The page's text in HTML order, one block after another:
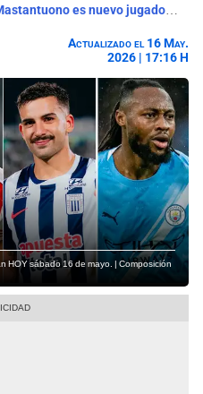
Se muda a la Serie A: Franco Mastantuono es nuevo jugador de la Fiorentina de Italia
Actualizado el 16 May.
2026 | 17:16 H
HOY sábado 16 de mayo. | Composición